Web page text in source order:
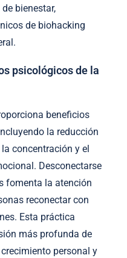
bienestar,
de biohacking
psicológicos de la
beneficios
la reducción
concentración y el
Desconectarse
fomenta la atención
reconectar con
Esta práctica
más profunda de
personal y